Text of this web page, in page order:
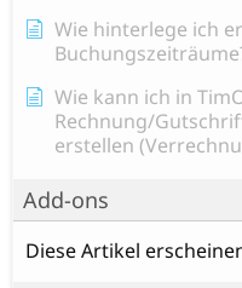
Wie hinterlege ich
Wie kann ich in
Rechnung/
erstellen
Add-ons
Diese Artikel